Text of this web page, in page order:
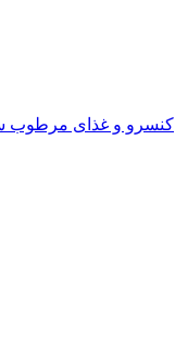
کنسرو و غذای